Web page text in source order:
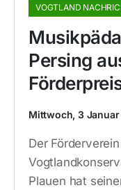
VOGTLAND
Persing
Mittwoch, 3
Der
Plauen hat